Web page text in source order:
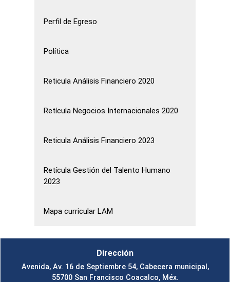
Perfil de Egreso
Política
Reticula Análisis Financiero 2020
Retícula Negocios Internacionales 2020
Reticula Análisis Financiero 2023
Retícula Gestión del Talento Humano
2023
Mapa curricular LAM
Dirección
Avenida, Av. 16 de Septiembre 54, Cabecera municipal,
55700 San Francisco Coacalco, Méx.